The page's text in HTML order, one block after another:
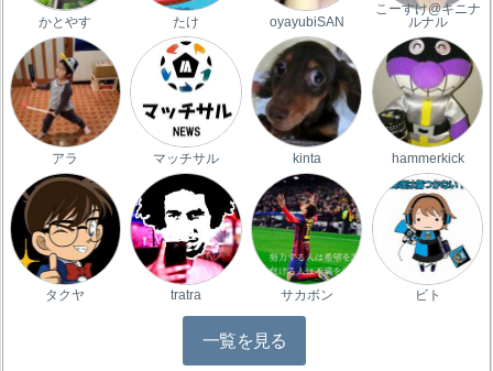
かとやす たけ oyayubiSAN
こーすけ@キニナ
ルナル
アラ マッチサル kinta hammerkick
タクヤ tratra サカボン ビト
一覧を見る